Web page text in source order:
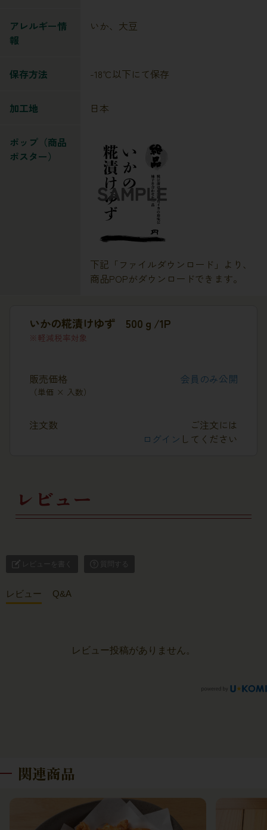
アレルギー情
報
いか、大豆
保存方法 -18℃以下にて保存
加工地 日本
ポップ（商品
ポスター）
下記「ファイルダウンロード」より、
商品POPがダウンロードできます。
いかの糀漬けゆず 500ｇ/1P
軽減税率対象
販売価格
（単価 × 入数）
会員のみ公開
注文数
ご注文には
ログイン してください
レビュー
レビューを書く 質問する
レビュー Q&A
レビュー投稿がありません。
関連商品